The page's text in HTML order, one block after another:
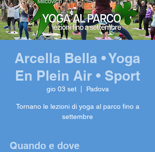
Arcella Bella • Yoga
En Plein Air • Sport
gio 03 set
  |
Padova
Tornano le lezioni di yoga al parco fino a
settembre
Quando e dove